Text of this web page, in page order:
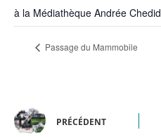
à la Médiathèque Andrée Chedid
Passage du Mammobile
PRÉCÉDENT